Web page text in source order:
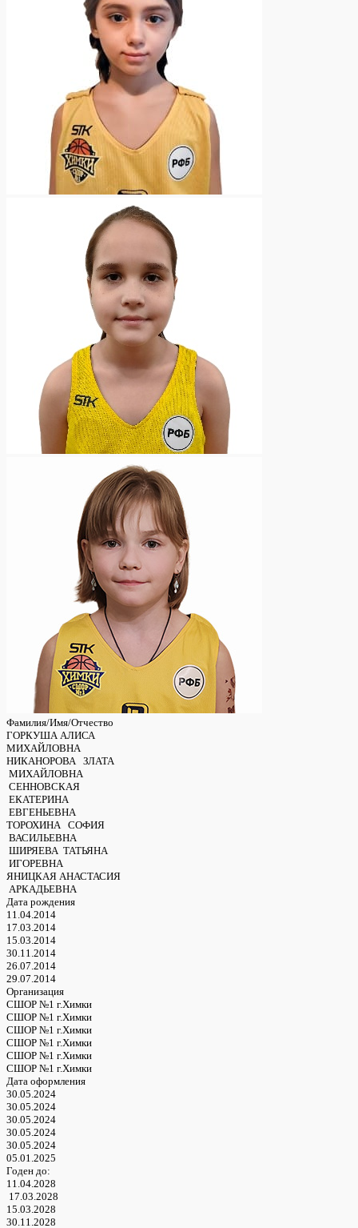
Фамилия/Имя/Отчество
ГОРКУША АЛИСА
МИХАЙЛОВНА
НИКАНОРОВА ЗЛАТА
МИХАЙЛОВНА
СЕННОВСКАЯ
ЕКАТЕРИНА
ЕВГЕНЬЕВНА
ТОРОХИНА СОФИЯ
ВАСИЛЬЕВНА
ШИРЯЕВА ТАТЬЯНА
ИГОРЕВНА
ЯНИЦКАЯ АНАСТАСИЯ
АРКАДЬЕВНА
Дата рождения
11.04.2014
17.03.2014
15.03.2014
30.11.2014
26.07.2014
29.07.2014
Организация
СШОР №1 г.Химки
СШОР №1 г.Химки
СШОР №1 г.Химки
СШОР №1 г.Химки
СШОР №1 г.Химки
СШОР №1 г.Химки
Дата оформления
30.05.2024
30.05.2024
30.05.2024
30.05.2024
30.05.2024
05.01.2025
Годен до:
11.04.2028
17.03.2028
15.03.2028
30.11.2028